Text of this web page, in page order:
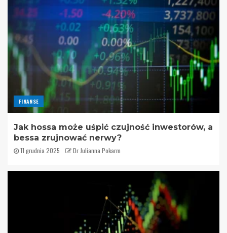
FINANSE
Jak hossa może uśpić czujność inwestorów, a
bessa zrujnować nerwy?
11 grudnia 2025 Dr Julianna Pokarm